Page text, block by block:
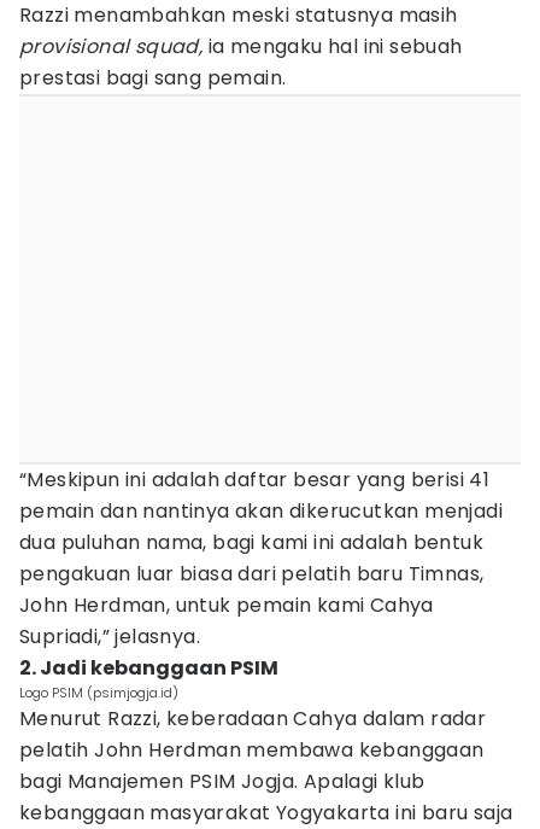
Razzi menambahkan meski statusnya masih
provisional squad, ia mengaku hal ini sebuah
prestasi bagi sang pemain.
“Meskipun ini adalah daftar besar yang berisi 41
pemain dan nantinya akan dikerucutkan menjadi
dua puluhan nama, bagi kami ini adalah bentuk
pengakuan luar biasa dari pelatih baru Timnas,
John Herdman, untuk pemain kami Cahya
Supriadi,” jelasnya.
2. Jadi kebanggaan PSIM
Logo PSIM (psimjogja.id)
Menurut Razzi, keberadaan Cahya dalam radar
pelatih John Herdman membawa kebanggaan
bagi Manajemen PSIM Jogja. Apalagi klub
kebanggaan masyarakat Yogyakarta ini baru saja